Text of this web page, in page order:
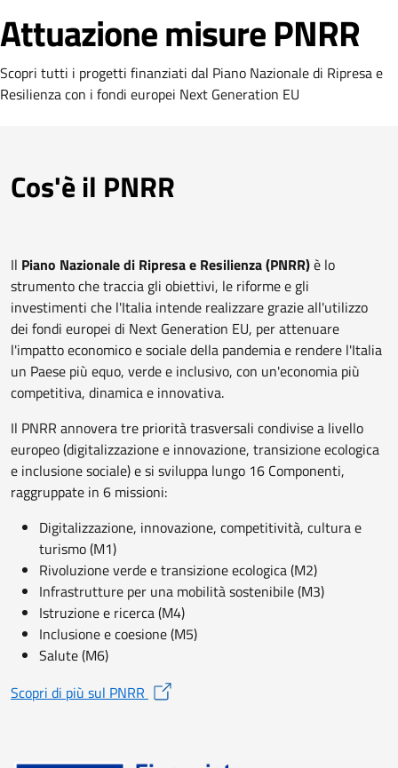
Attuazione misure PNRR
Scopri tutti i progetti finanziati dal Piano Nazionale di Ripresa e
Resilienza con i fondi europei Next Generation EU
Cos'è il PNRR
Il Piano Nazionale di Ripresa e Resilienza (PNRR)è lo
strumento che traccia gli obiettivi, le riforme e gli
investimenti che l'Italia intende realizzare grazie all'utilizzo
dei fondi europei di Next Generation EU, per attenuare
l'impatto economico e sociale della pandemia e rendere l'Italia
un Paese più equo, verde e inclusivo, con un'economia più
competitiva, dinamica e innovativa.
Il PNRR annovera tre priorità trasversali condivise a livello
europeo (digitalizzazione e innovazione, transizione ecologica
e inclusione sociale) e si sviluppa lungo 16 Componenti,
raggruppate in 6 missioni:
Digitalizzazione, innovazione, competitività, cultura e
turismo (M1)
Rivoluzione verde e transizione ecologica (M2)
Infrastrutture per una mobilità sostenibile (M3)
Istruzione e ricerca (M4)
Inclusione e coesione (M5)
Salute (M6)
Scopri di più sul PNRR